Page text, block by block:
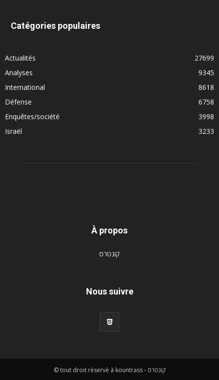
Catégories populaires
Actualités
27699
Analyses
9345
International
8618
Défense
6758
Enquêtes/société
3998
Israël
3233
À propos
קונטרס
Nous suivre
© tout droit réservé à kountrass - קונטרס